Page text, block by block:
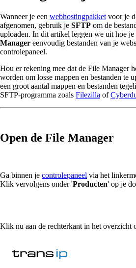
Wanneer je een webhostingpakket voor je
afgenomen, gebruik je SFTP om de
uploaden. In dit artikel leggen we uit hoe je
Manager eenvoudig bestanden van je
controlepaneel.
Hou er rekening mee dat de File Manager
worden om losse mappen en bestanden te
een groot aantal mappen en bestanden
SFTP-programma zoals Filezilla of
Open de File Manager
Ga binnen je controlepaneel via het
Klik vervolgens onder 'Producten' op je
Klik nu aan de rechterkant in het overzicht